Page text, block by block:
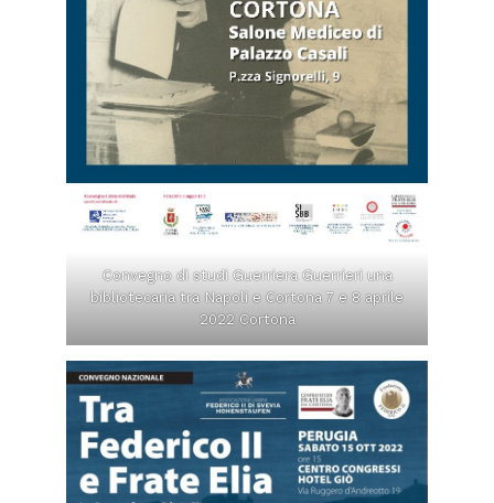
Convegno di studi Guerriera Guerrieri una
bibliotecaria tra Napoli e Cortona 7 e 8 aprile
2022 Cortona